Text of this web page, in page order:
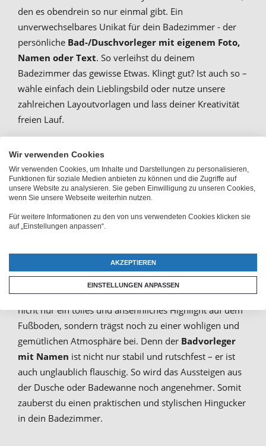
den es obendrein so nur einmal gibt. Ein
unverwechselbares Unikat für dein Badezimmer - der
persönliche Bad-/Duschvorleger mit eigenem Foto,
Namen oder Text. So verleihst du deinem
Badezimmer das gewisse Etwas. Klingt gut? Ist auch so –
wähle einfach dein Lieblingsbild oder nutze unsere
zahlreichen Layoutvorlagen und lass deiner Kreativität
freien Lauf.
Individueller Badvorleger als
einzigartige Geschenk- und
Dekoidee
vertragen könnte, weißt aber nicht genau womit du
anfangen sollst? Beginne mit dem individuellen
Badteppich mit eigenem Foto oder Text. So schaffst du
nicht nur ein tolles und ansehnliches Highlight auf dem
Fußboden, sondern trägst noch zu einer wohligen und
gemütlichen Atmosphäre bei. Denn der Badvorleger
mit Namen ist nicht nur stabil und rutschfest – er ist
auch unglaublich flauschig. So wird das Aussteigen aus
der Dusche oder Badewanne noch angenehmer. Somit
zauberst du einen praktischen und stylischen Hingucker
in dein Badezimmer.
Wir verwenden Cookies
Wir verwenden Cookies, um Inhalte und Darstellungen zu personalisieren,
Funktionen für soziale Medien anbieten zu können und die Zugriffe auf
unsere Website zu analysieren. Sie geben Einwilligung zu unseren Cookies,
wenn Sie unsere Webseite weiterhin nutzen.
Für weitere Informationen zu den von uns verwendeten Cookies klicken sie
auf „Einstellungen anpassen“.
AKZEPTIEREN
EINSTELLUNGEN ANPASSEN